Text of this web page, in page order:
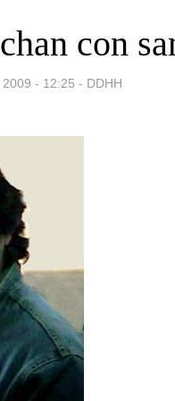
con
2009 - 12:25 - DDHH